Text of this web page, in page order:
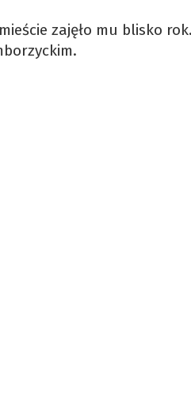
zajęło mu blisko